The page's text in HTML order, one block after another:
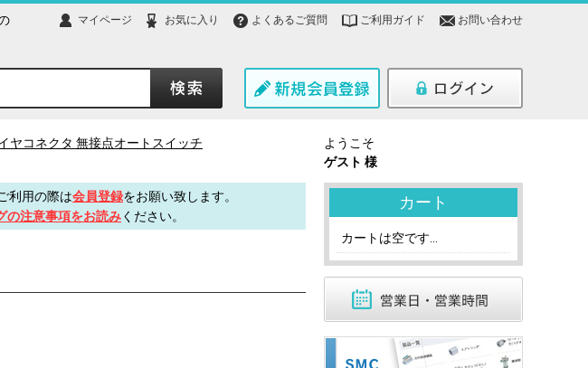
マイページ お気に入り よくあるご質問 ご利用ガイド お問い合わせ
ヤコネクタ 無接点オートスイッチ
利用の際は会員登録をお願い致します。
の注意事項をお読みください。
ようこそ
ゲスト 様
カート
カートは空です...